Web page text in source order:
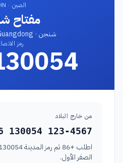
الصين · CHN
مفتاح
شنجن · Shenzhen, Guangdong
رمز
من خارج البلاد
130054 123-4567
الصفر الأول.